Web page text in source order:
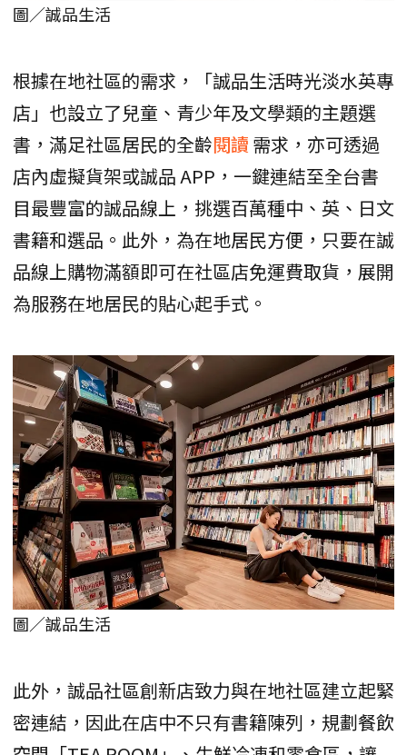
圖／誠品生活
根據在地社區的需求，「誠品生活時光淡水英專
店」也設立了兒童、青少年及文學類的主題選
書，滿足社區居民的全齡閱讀 需求，亦可透過
店內虛擬貨架或誠品 APP，一鍵連結至全台書
目最豐富的誠品線上，挑選百萬種中、英、日文
書籍和選品。此外，為在地居民方便，只要在誠
品線上購物滿額即可在社區店免運費取貨，展開
為服務在地居民的貼心起手式。
圖／誠品生活
此外，誠品社區創新店致力與在地社區建立起緊
密連結，因此在店中不只有書籍陳列，規劃餐飲